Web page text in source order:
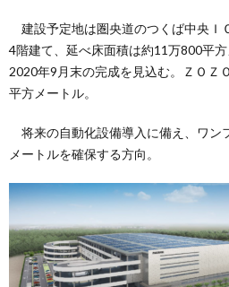
建設予定地は圏央道のつくば中央Ｉ
4階建て、延べ床面積は約11万800平方
2020年9月末の完成を見込む。ＺＯＺ
平方メートル。
将来の自動化設備導入に備え、ワン
メートルを確保する方向。